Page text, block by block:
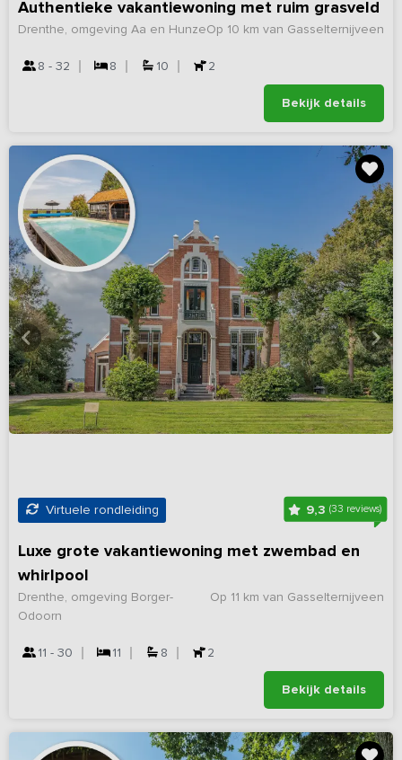
Authentieke vakantiewoning met ruim grasveld
Op 10 km van Gasselternijveen
Drenthe, omgeving Aa en Hunze
8 - 32 8 10 2
Bekijk details
Virtuele rondleiding 9,3 (33 reviews)
Luxe grote vakantiewoning met zwembad en
whirlpool
Op 11 km van Gasselternijveen
Drenthe, omgeving Borger-
Odoorn
11 - 30 11 8 2
Bekijk details